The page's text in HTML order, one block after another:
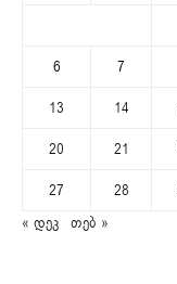
6
7
13
14
20
21
27
28
« დეკ თებ »